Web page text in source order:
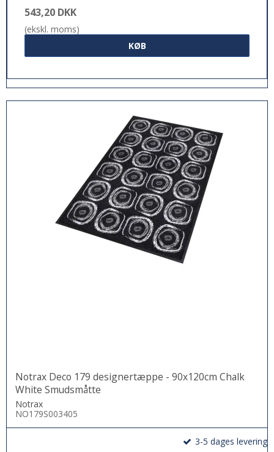
543,20 DKK
(ekskl. moms)
KØB
Notrax Deco 179 designertæppe - 90x120cm Chalk
White Smudsmåtte
Notrax
NO179S003405
3-5 dages levering